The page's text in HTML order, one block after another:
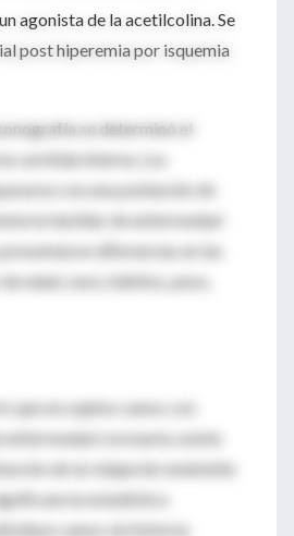
agonista de la acetilcolina. Se
post hiperemia por isquemia
se determinó el
carótida interna. Los
con una población de
familiar de enfermedad
presentaron diferencias en las
edad, sexo, hábitos, peso,
que en sujetos sanos con
coronaria, existe
de la relajación endotelio
estadística
sanos sin historia